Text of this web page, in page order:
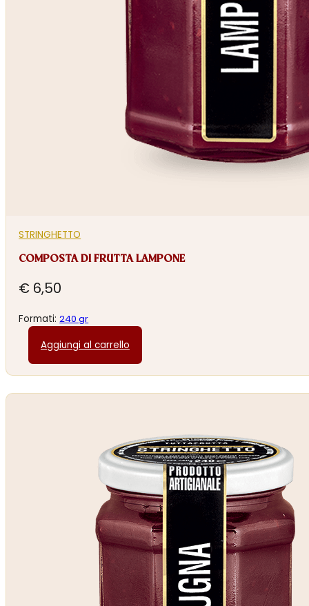
STRINGHETTO
COMPOSTA DI FRUTTA LAMPONE
€ 6,50
Formati:240 gr
Aggiungi al carrello